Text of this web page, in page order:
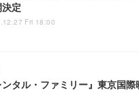
定
Fri 18:00
ンタル・ファミリー』東京国